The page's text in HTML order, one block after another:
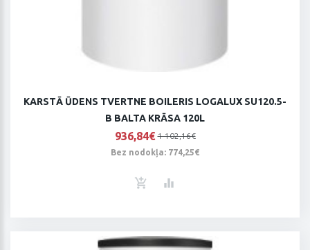
KARSTĀ ŪDENS TVERTNE BOILERIS LOGALUX SU120.5-
B BALTA KRĀSA 120L
936,84€ 1 102,16€
Bez nodokļa: 774,25€